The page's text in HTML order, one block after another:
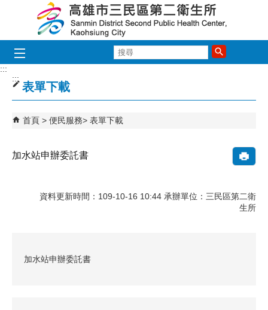
跳到主要內容區塊
尋
:::
:::
表單下載
首頁 便民服務 表單下載
加水站申辦委託書
資料更新時間：109-10-16 10:44 承辦單位：三民區第二衛
生所
加水站申辦委託書